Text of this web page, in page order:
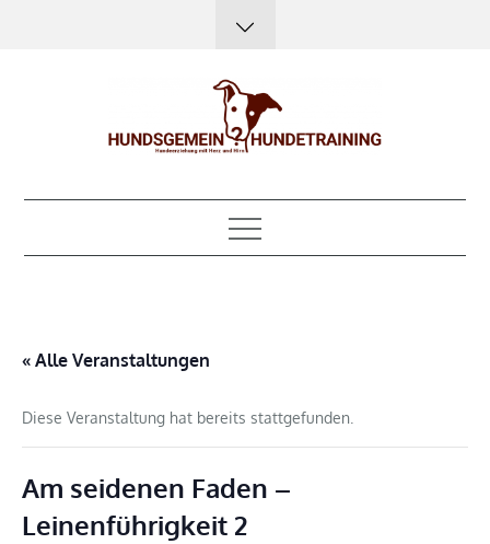
Hundsgemein?
Hundetraining
« Alle Veranstaltungen
Diese Veranstaltung hat bereits stattgefunden.
Am seidenen Faden –
Leinenführigkeit 2